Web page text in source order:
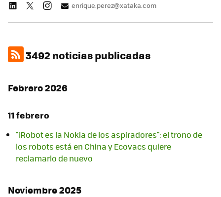
enrique.perez@xataka.com
3492 noticias publicadas
Febrero 2026
11 febrero
"iRobot es la Nokia de los aspiradores": el trono de
los robots está en China y Ecovacs quiere
reclamarlo de nuevo
Noviembre 2025